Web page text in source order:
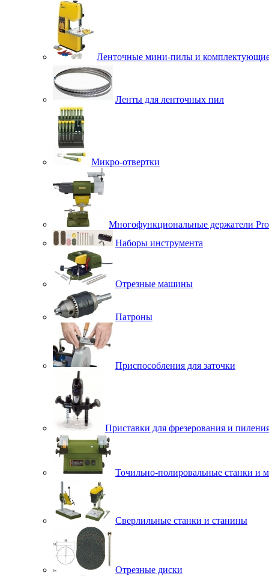
Ленточные мини-пилы и
Ленты для ленточных пил
Микро-отвертки
Многофункциональные держатели
Наборы инструмента
Отрезные машины
Патроны
Приспособления для заточки
Приставки для фрезерования и
Точильно-полировальные станки и
Сверлильные станки и станины
Отрезные диски